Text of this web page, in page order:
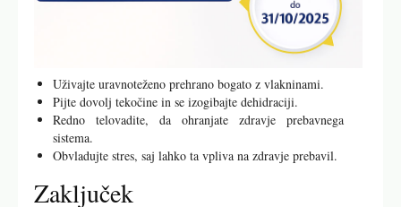
Uživajte uravnoteženo prehrano bogato z vlakninami.
Pijte dovolj tekočine in se izogibajte dehidraciji.
Redno telovadite, da ohranjate zdravje prebavnega
sistema.
Obvladujte stres, saj lahko ta vpliva na zdravje prebavil.
Zaključek